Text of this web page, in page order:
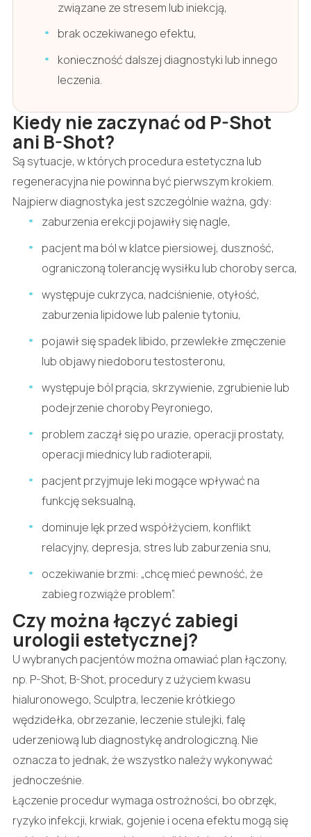
związane ze stresem lub iniekcją,
brak oczekiwanego efektu,
konieczność dalszej diagnostyki lub innego
leczenia.
Kiedy nie zaczynać od P-Shot
ani B-Shot?
Są sytuacje, w których procedura estetyczna lub
regeneracyjna nie powinna być pierwszym krokiem.
Najpierw diagnostyka jest szczególnie ważna, gdy:
zaburzenia erekcji pojawiły się nagle,
pacjent ma ból w klatce piersiowej, duszność,
ograniczoną tolerancję wysiłku lub choroby serca,
występuje cukrzyca, nadciśnienie, otyłość,
zaburzenia lipidowe lub palenie tytoniu,
pojawił się spadek libido, przewlekłe zmęczenie
lub objawy niedoboru testosteronu,
występuje ból prącia, skrzywienie, zgrubienie lub
podejrzenie choroby Peyroniego,
problem zaczął się po urazie, operacji prostaty,
operacji miednicy lub radioterapii,
pacjent przyjmuje leki mogące wpływać na
funkcję seksualną,
dominuje lęk przed współżyciem, konflikt
relacyjny, depresja, stres lub zaburzenia snu,
oczekiwanie brzmi: „chcę mieć pewność, że
zabieg rozwiąże problem”.
Czy można łączyć zabiegi
urologii estetycznej?
U wybranych pacjentów można omawiać plan łączony,
np. P-Shot, B-Shot, procedury z użyciem kwasu
hialuronowego, Sculptra, leczenie krótkiego
wędzidełka, obrzezanie, leczenie stulejki, falę
uderzeniową lub diagnostykę andrologiczną. Nie
oznacza to jednak, że wszystko należy wykonywać
jednocześnie.
Łączenie procedur wymaga ostrożności, bo obrzęk,
ryzyko infekcji, krwiak, gojenie i ocena efektu mogą się